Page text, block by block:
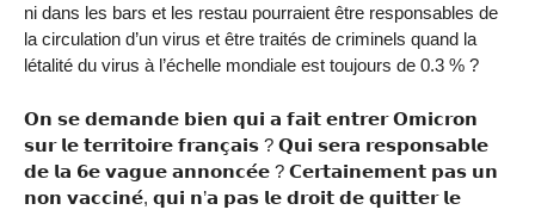
ni dans les bars et les restau pourraient être responsables de
la circulation d’un virus et être traités de criminels quand la
létalité du virus à l’échelle mondiale est toujours de 0.3 % ?
𝗢𝗻 𝘀𝗲 𝗱𝗲𝗺𝗮𝗻𝗱𝗲 𝗯𝗶𝗲𝗻 𝗾𝘂𝗶 𝗮 𝗳𝗮𝗶𝘁 𝗲𝗻𝘁𝗿𝗲𝗿 𝗢𝗺𝗶𝗰𝗿𝗼𝗻
𝘀𝘂𝗿 𝗹𝗲 𝘁𝗲𝗿𝗿𝗶𝘁𝗼𝗶𝗿𝗲 𝗳𝗿𝗮𝗻𝗰̧𝗮𝗶𝘀 ? 𝗤𝘂𝗶 𝘀𝗲𝗿𝗮 𝗿𝗲𝘀𝗽𝗼𝗻𝘀𝗮𝗯𝗹𝗲
𝗱𝗲 𝗹𝗮 𝟲𝗲 𝘃𝗮𝗴𝘂𝗲 𝗮𝗻𝗻𝗼𝗻𝗰𝗲́𝗲 ? 𝗖𝗲𝗿𝘁𝗮𝗶𝗻𝗲𝗺𝗲𝗻𝘁 𝗽𝗮𝘀 𝘂𝗻
𝗻𝗼𝗻 𝘃𝗮𝗰𝗰𝗶𝗻𝗲́, 𝗾𝘂𝗶 𝗻’𝗮 𝗽𝗮𝘀 𝗹𝗲 𝗱𝗿𝗼𝗶𝘁 𝗱𝗲 𝗾𝘂𝗶𝘁𝘁𝗲𝗿 𝗹𝗲